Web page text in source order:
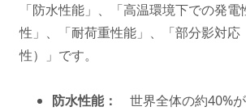
「防水性能」、「高温環境下での発
性」、「耐荷重性能」、「部分影対応
性）」です。
防水性能： 世界全体の約40%